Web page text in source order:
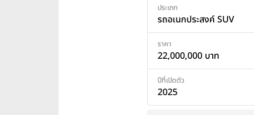
ประเภท
รถอเนกประสงค์ SUV
ราคา
22,000,000 บาท
ปีที่เปิดตัว
2025